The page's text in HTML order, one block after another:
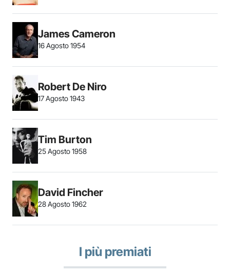
James Cameron
16 Agosto 1954
Robert De Niro
17 Agosto 1943
Tim Burton
25 Agosto 1958
David Fincher
28 Agosto 1962
I più premiati